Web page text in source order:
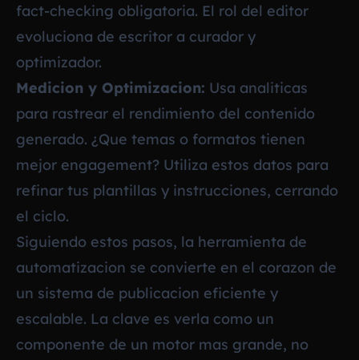
fact-checking obligatoria. El rol del editor
evoluciona de escritor a curador y
optimizador.
Medicion y Optimizacion: Usa analiticas
para rastrear el rendimiento del contenido
generado. ¿Que temas o formatos tienen
mejor engagement? Utiliza estos datos para
refinar tus plantillas y instrucciones, cerrando
el ciclo.
Siguiendo estos pasos, la herramienta de
automatizacion se convierte en el corazon de
un sistema de publicacion eficiente y
escalable. La clave es verla como un
componente de un motor mas grande, no